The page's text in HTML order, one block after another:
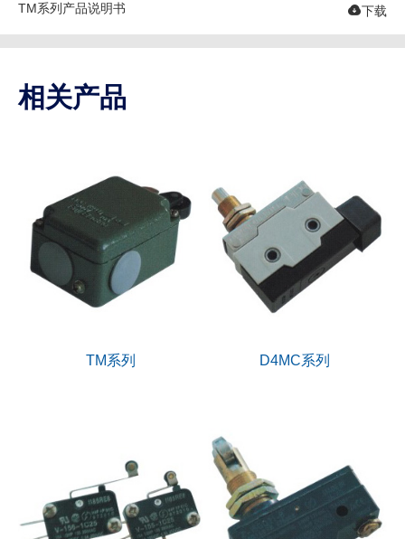
TM系列产品说明书 下载
相关产品
TM系列 D4MC系列